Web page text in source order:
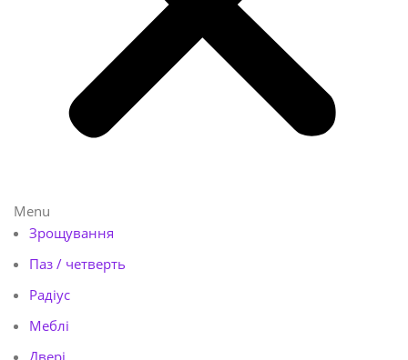
Menu
Зрощування
Паз / четверть
Радіус
Меблі
Двері